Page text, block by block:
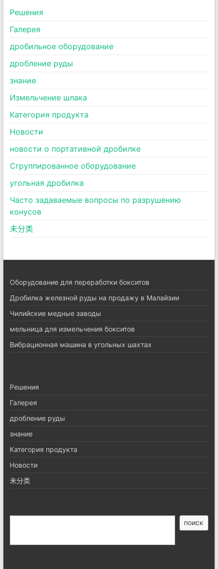
Pешения
Галерея
дробильное оборудование
дробление руды
знание
Измельчение шлака
Категория продукта
Новости
новости о портативной дробилке
Сгруппированное оборудование
угольная дробилка
Часто задаваемые вопросы по разрушению
конусов
未分类
Оборудование для переработки бокситов
Дробилка железной руды на продажу в Малайзии
Чилийские медные заводы
мельница для измельчения бокситов
Вибрационная машина в угольных шахтах
Pешения
Галерея
дробление руды
знание
Категория продукта
Новости
未分类
поиск